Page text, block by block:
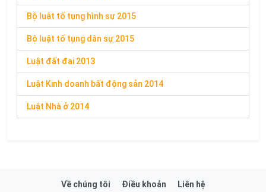
Bộ luật tố tụng hình sự 2015
Bộ luật tố tụng dân sự 2015
Luật đất đai 2013
Luật Kinh doanh bất động sản 2014
Luật Nhà ở 2014
Về chúng tôi Điều khoản Liên hệ